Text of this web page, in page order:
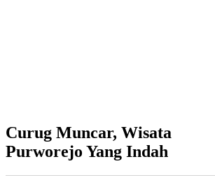
Curug Muncar, Wisata
Purworejo Yang Indah